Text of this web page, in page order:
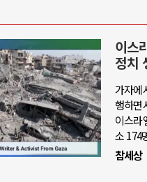
이스
정치
가자에
행하면
이스라
소 174
참세상